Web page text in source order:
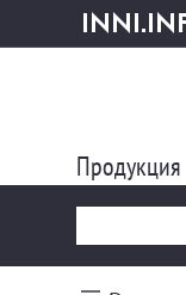
inni.info
и услуги
Продукция